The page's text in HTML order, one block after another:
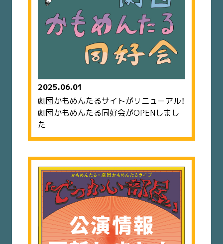
2025.06.01
劇団かもめんたるサイトがリニューアル！
劇団かもめんたる同好会がOPENしまし
た